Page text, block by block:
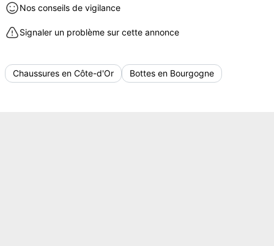
Nos conseils de vigilance
Signaler un problème sur cette annonce
Chaussures en Côte-d'Or Bottes en Bourgogne